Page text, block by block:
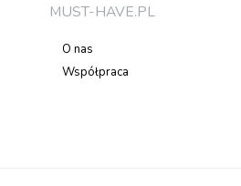
MUST-HAVE.PL
O nas
Współpraca